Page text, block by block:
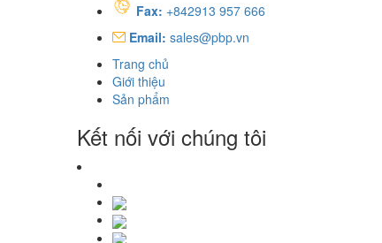
Fax: +842913 957 666
Email: sales@pbp.vn
Trang chủ
Giới thiệu
Sản phẩm
Kết nối với chúng tôi